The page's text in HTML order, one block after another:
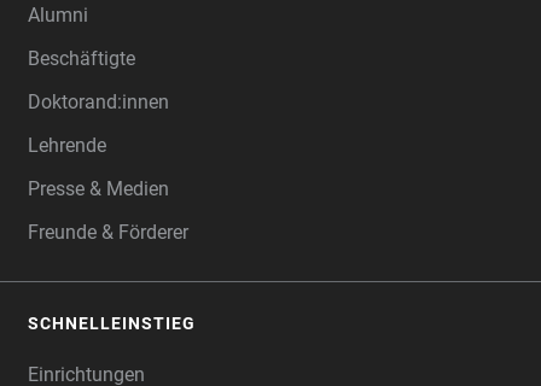
Alumni
Beschäftigte
Doktorand:innen
Lehrende
Presse & Medien
Freunde & Förderer
SCHNELLEINSTIEG
Einrichtungen